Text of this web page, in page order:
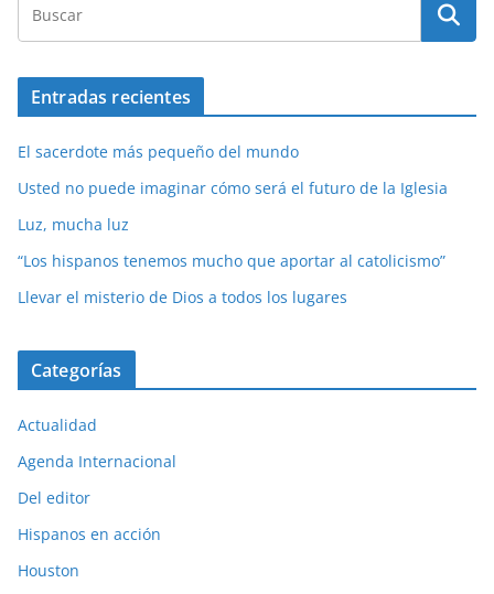
Entradas recientes
El sacerdote más pequeño del mundo
Usted no puede imaginar cómo será el futuro de la Iglesia
Luz, mucha luz
“Los hispanos tenemos mucho que aportar al catolicismo”
Llevar el misterio de Dios a todos los lugares
Categorías
Actualidad
Agenda Internacional
Del editor
Hispanos en acción
Houston